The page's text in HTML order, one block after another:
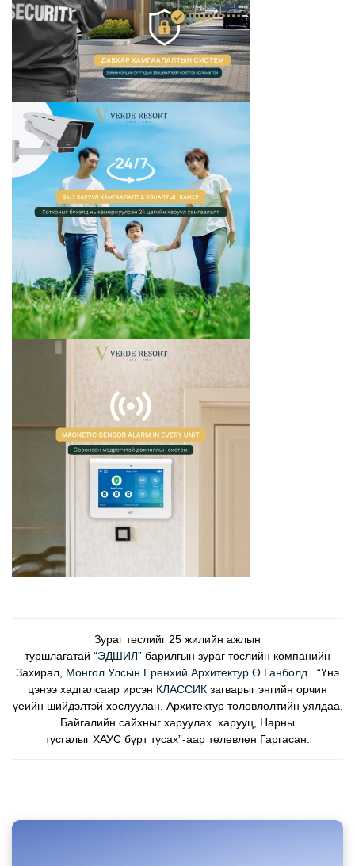
Зураг төслийг 25 жилийн ажлын
туршлагатай “ЭДШИЛ” барилгын зураг төслийн компанийн
Захирал, Монгол Улсын Ерөнхий Архитектур Ө.Ганболд.
“Үнэ
цэнээ хадгалсаар ирсэн КЛАССИК загварыг энгийн орчин
үеийн шийдэлтэй хослуулан, Архитектур төлөвлөлтийн уялдаа,
Байгалийн сайхныг харуулах харууц, Нарны
тусгалыг ХАУС бүрт тусах”-аар төлөвлөн Гаргасан.